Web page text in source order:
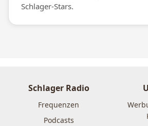
Schlager-Stars.
Schlager Radio
Frequenzen
Podcasts